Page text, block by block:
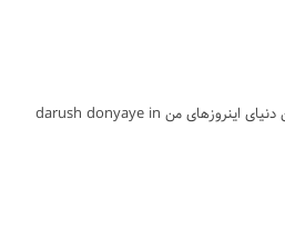
#دنیای این روزای من #داریوش #تار #پاپ ایرانی #متوسط #نت #sheet #ملودی #melody #موسیقی #music #آهنگ #نت آهنگ #دانلود #دانلود نت روزبه بمانی داریوش نت دنیای روزای من دنیای اینروزهای من darush donyaye in